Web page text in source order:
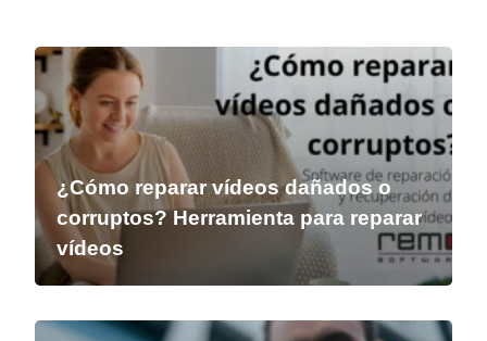
¿Cómo reparar vídeos dañados o
corruptos? Herramienta para reparar
vídeos